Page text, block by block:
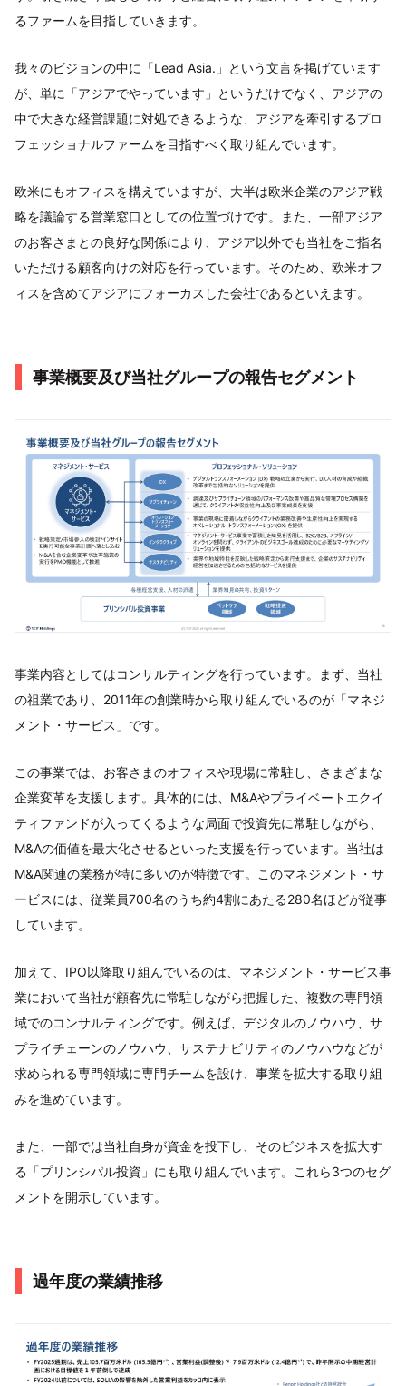
るファームを目指していきます。
我々のビジョンの中に「Lead Asia.」という文言を掲げています
が、単に「アジアでやっています」というだけでなく、アジアの
中で大きな経営課題に対処できるような、アジアを牽引するプロ
フェッショナルファームを目指すべく取り組んでいます。
欧米にもオフィスを構えていますが、大半は欧米企業のアジア戦
略を議論する営業窓口としての位置づけです。また、一部アジア
のお客さまとの良好な関係により、アジア以外でも当社をご指名
いただける顧客向けの対応を行っています。そのため、欧米オフ
ィスを含めてアジアにフォーカスした会社であるといえます。
事業概要及び当社グループの報告セグメント
事業内容としてはコンサルティングを行っています。まず、当社
の祖業であり、2011年の創業時から取り組んでいるのが「マネジ
メント・サービス」です。
この事業では、お客さまのオフィスや現場に常駐し、さまざまな
企業変革を支援します。具体的には、M&Aやプライベートエクイ
ティファンドが入ってくるような局面で投資先に常駐しながら、
M&Aの価値を最大化させるといった支援を行っています。当社は
M&A関連の業務が特に多いのが特徴です。このマネジメント・サ
ービスには、従業員700名のうち約4割にあたる280名ほどが従事
しています。
加えて、IPO以降取り組んでいるのは、マネジメント・サービス事
業において当社が顧客先に常駐しながら把握した、複数の専門領
域でのコンサルティングです。例えば、デジタルのノウハウ、サ
プライチェーンのノウハウ、サステナビリティのノウハウなどが
求められる専門領域に専門チームを設け、事業を拡大する取り組
みを進めています。
また、一部では当社自身が資金を投下し、そのビジネスを拡大す
る「プリンシパル投資」にも取り組んでいます。これら3つのセグ
メントを開示しています。
過年度の業績推移